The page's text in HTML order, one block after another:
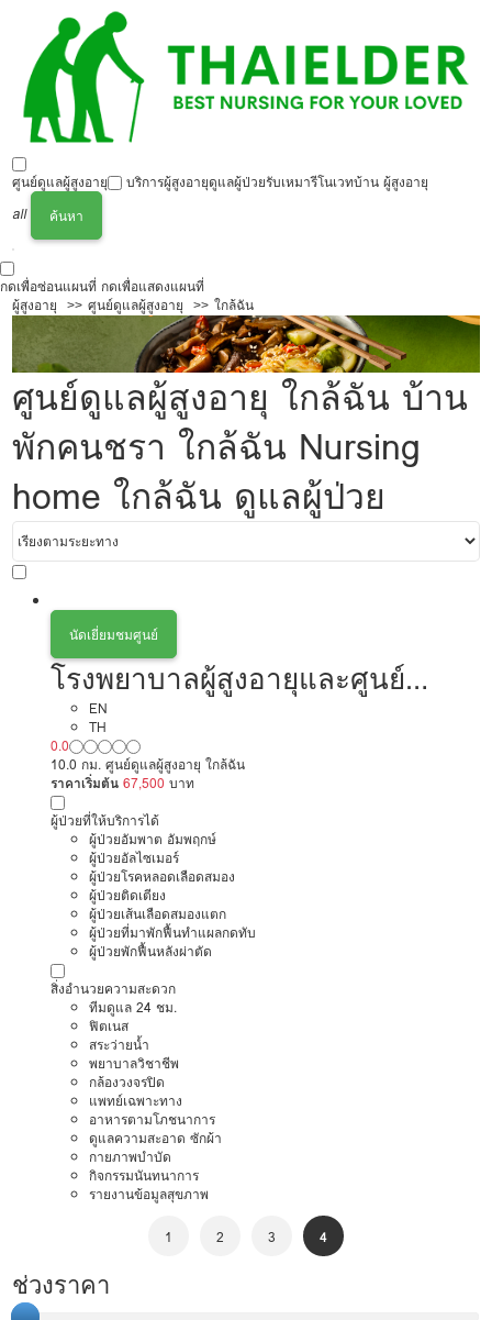
ศูนย์ดูแลผู้สูงอายุ บริการผู้สูงอายุดูแลผู้ป่วยรับเหมารีโนเวทบ้าน ผู้สูงอายุ
all
ค้นหา
กดเพื่อซ่อนแผนที่ กดเพื่อแสดงแผนที่
ผู้สูงอายุ
ศูนย์ดูแลผู้สูงอายุ ใกล้ฉัน
ศูนย์ดูแลผู้สูงอายุ ใกล้ฉัน บ้าน
พักคนชรา ใกล้ฉัน Nursing
home ใกล้ฉัน ดูแลผู้ป่วย
นัดเยี่ยมชมศูนย์
โรงพยาบาลผู้สูงอายุและศูนย์
เวชศาสตร์ฟื้นฟู
EN
TH
0.0
10.0 กม. ศูนย์ดูแลผู้สูงอายุ ใกล้ฉัน
ราคาเริ่มต้น 67,500 บาท
ผู้ป่วยที่ให้บริการได้
ผู้ป่วยอัมพาต อัมพฤกษ์
ผู้ป่วยอัลไซเมอร์
ผู้ป่วยโรคหลอดเลือดสมอง
ผู้ป่วยติดเตียง
ผู้ป่วยเส้นเลือดสมองแตก
ผู้ป่วยที่มาพักฟื้นทำแผลกดทับ
ผู้ป่วยพักฟื้นหลังผ่าตัด
สิ่งอำนวยความสะดวก
ทีมดูแล 24 ชม.
ฟิตเนส
สระว่ายน้ำ
พยาบาลวิชาชีพ
กล้องวงจรปิด
แพทย์เฉพาะทาง
อาหารตามโภชนาการ
ดูแลความสะอาด ซักผ้า
กายภาพบำบัด
กิจกรรมนันทนาการ
รายงานข้อมูลสุขภาพ
1 2 3 4
ช่วงราคา